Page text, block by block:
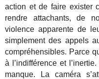
action et de faire exister
rendre attachants, de
violence apparente de
simplement des appels
compréhensibles. Parce
à l’indifférence et
manque. La caméra